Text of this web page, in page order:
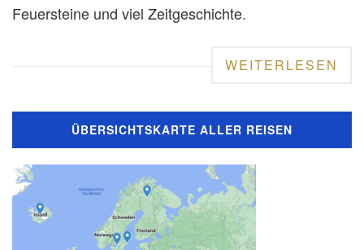
Feuersteine und viel Zeitgeschichte.
WEITERLESEN
ÜBERSICHTSKARTE ALLER REISEN